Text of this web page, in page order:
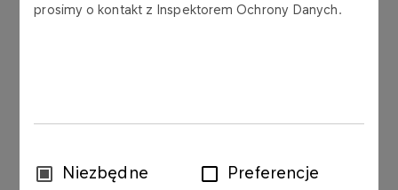
prosimy o kontakt z Inspektorem Ochrony Danych.
WybórNiezbędne Preferencje
Zamówienia przyjmujemy na stołówce
Oferta znajduje się w załączniku.
Zapraszamy!